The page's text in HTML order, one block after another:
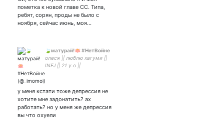
пометка к новой главе СС. Типа,
ребят, сорян, проды не было с
ноября, сейчас июнь, моя…
🍃матурай!🪷 #НетВойне
олеся || люблю хагуми ||
INFJ || 21 y.o ||
у меня кстати тоже депрессия не
хотите мне задонатить? ах
работать? но у меня же депрессия
вы что охуели